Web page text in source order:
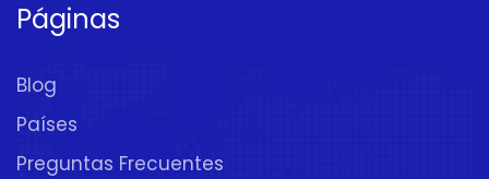
Páginas
Blog
Países
Preguntas Frecuentes